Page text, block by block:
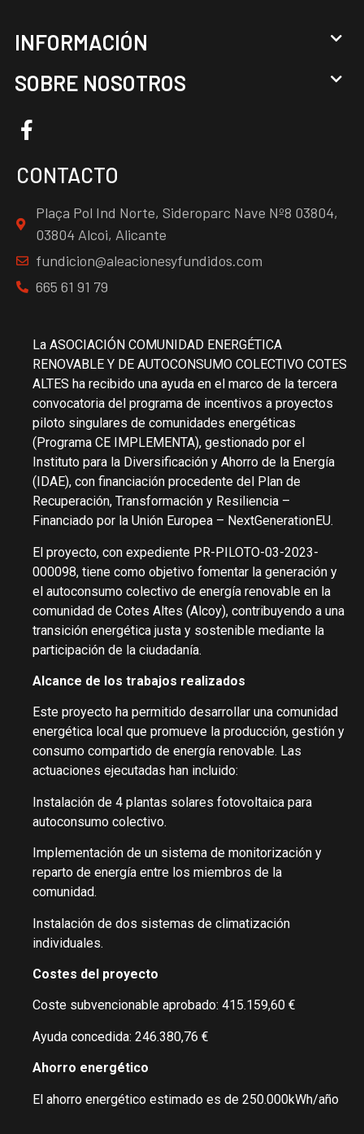
INFORMACIÓN
SOBRE NOSOTROS
CONTACTO
Plaça Pol Ind Norte, Sideroparc Nave Nº8 03804,
03804 Alcoi, Alicante
fundicion@aleacionesyfundidos.com
665 61 91 79
La ASOCIACIÓN COMUNIDAD ENERGÉTICA
RENOVABLE Y DE AUTOCONSUMO COLECTIVO COTES
ALTES ha recibido una ayuda en el marco de la tercera
convocatoria del programa de incentivos a proyectos
piloto singulares de comunidades energéticas
(Programa CE IMPLEMENTA), gestionado por el
Instituto para la Diversificación y Ahorro de la Energía
(IDAE), con financiación procedente del Plan de
Recuperación, Transformación y Resiliencia –
Financiado por la Unión Europea – NextGenerationEU.
El proyecto, con expediente PR-PILOTO-03-2023-
000098, tiene como objetivo fomentar la generación y
el autoconsumo colectivo de energía renovable en la
comunidad de Cotes Altes (Alcoy), contribuyendo a una
transición energética justa y sostenible mediante la
participación de la ciudadanía.
Alcance de los trabajos realizados
Este proyecto ha permitido desarrollar una comunidad
energética local que promueve la producción, gestión y
consumo compartido de energía renovable. Las
actuaciones ejecutadas han incluido:
Instalación de 4 plantas solares fotovoltaica para
autoconsumo colectivo.
Implementación de un sistema de monitorización y
reparto de energía entre los miembros de la
comunidad.
Instalación de dos sistemas de climatización
individuales.
Costes del proyecto
Coste subvencionable aprobado: 415.159,60 €
Ayuda concedida: 246.380,76 €
Ahorro energético
El ahorro energético estimado es de 250.000kWh/año